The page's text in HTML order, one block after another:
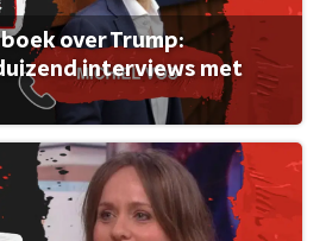
over Trump:
interviews met